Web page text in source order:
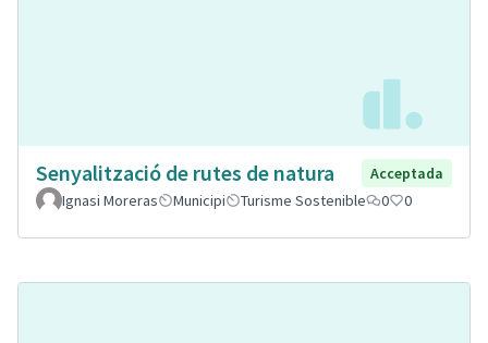
Senyalització de rutes de natura
Acceptada
Ignasi Moreras
Municipi Turisme Sostenible 0 0